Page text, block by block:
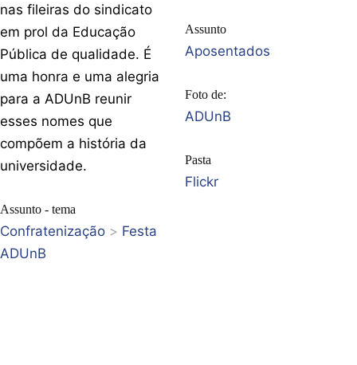
nas fileiras do sindicato
em prol da Educação
Pública de qualidade. É
uma honra e uma alegria
para a ADUnB reunir
esses nomes que
compõem a história da
universidade.
Assunto - tema
Confratenização > Festa
ADUnB
Assunto
Aposentados
Foto de:
ADUnB
Pasta
Flickr